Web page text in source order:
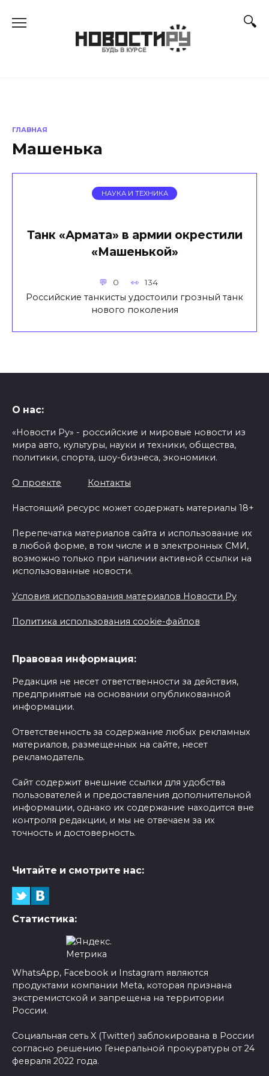
ГЛАВНАЯ
Машенька
НАУКА И ТЕХНИКА
Танк «Армата» в армии окрестили
«Машенькой»
0 134
Российские танкисты удостоили грозный танк
нового поколения
О нас:
«Новости Ру» - российские и мировые новости из
мира авто, культуры, науки и техники, общества,
политики, спорта, шоу-бизнеса, экономики.
О проекте Контакты
Настоящий ресурс может содержать материалы 18+
Перепечатка материалов сайта и использование их
в любой форме, в том числе и в электронных СМИ,
возможно только при наличии активной ссылки на
использованные новости.
Условия использования материалов Новости Ру
Политика использования cookie-файлов
Правовая информация:
Редакция не несет ответственности за действия,
предпринятые на основании опубликованной
информации.
Ответственность за содержание любых рекламных
материалов, размещенных на сайте, несет
рекламодатель.
Сайт содержит внешние ссылки для удобства
пользователей и предоставления дополнительной
информации, однако их содержание находится вне
контроля редакции, и мы не отвечаем за их
точность и достоверность.
Читайте и смотрите нас:
Статистика:
WhatsApp, Facebook и Instagram являются
продуктами компании Meta, которая признана
экстремистской и запрещена на территории
России.
Социальная сеть X (Twitter) заблокирована в России
согласно решению Генеральной прокуратуры от 24
февраля 2022 года.